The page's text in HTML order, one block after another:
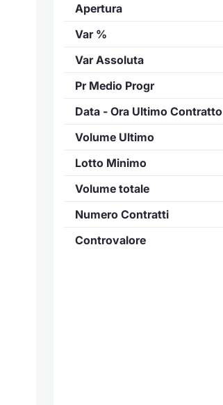
Apertura
Var %
Var Assoluta
Pr Medio Progr
Data - Ora Ultimo Contratto
Volume Ultimo
Lotto Minimo
Volume totale
Numero Contratti
Controvalore